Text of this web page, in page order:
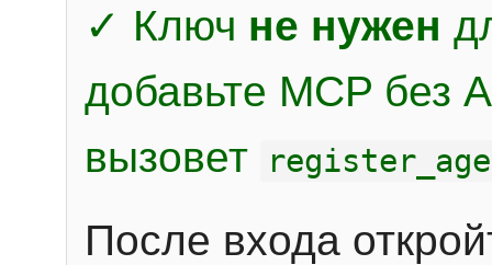
✓ Ключ не нужен
добавьте MCP без
вызовет
После входа